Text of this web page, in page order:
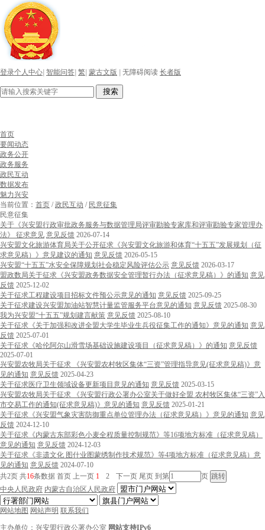
登录个人中心 智能问答 繁 蒙古文版 无障碍阅读 长者版
搜索
首页
要闻动态
政务公开
政务服务
政民互动
数据发布
魅力兴安
当前位置： 首页 /政民互动 / 民意征集
民意征集
关于《兴安盟行政审批政务服务与数据管理局评审勘验专家库和评审勘验专家管理办
法》 征求意见 意见反馈 2026-07-14
兴安盟文化旅游体育局关于公开征求《兴安盟文化旅游和体育“十五五”发展规划（征
求意见稿）》意见建议的通知 意见反馈 2026-05-15
兴安盟“十五五”水安全保障规划社会稳定风险评估公示 意见反馈 2026-03-17
盟政数局关于征求《兴安盟政务数据安全管理暂行办法（征求意见稿）》的通知 意见
反馈 2025-12-02
关于征求工程建设项目招标文件预公示意见的通知 意见反馈 2025-09-25
关于征求建设兴安盟加油站智慧计量监管服务平台意见的通知 意见反馈 2025-08-30
我为兴安盟“十五五”规划建言献策 意见反馈 2025-08-10
关于征求《关于加强和改进全盟大学生毕业生兵役征集工作的通知》意见的通知 意见
反馈 2025-07-01
关于征求《哈伦阿尔山滑雪场基础设施建设项目（征求意见稿）》的通知 意见反馈
2025-07-01
兴安盟农牧局关于征求 《兴安盟农村牧区集体“三资”管理指导意见(征求意见稿)》意
见的通知 意见反馈 2025-04-23
关于征求医疗卫生领域设备更新项目意见的通知 意见反馈 2025-03-15
兴安盟农牧局关于征求 《兴安盟行政公署办公室关于做好全盟 农村牧区集体“三资”入
市交易工作的通知(征求意见稿)》意见的通知 意见反馈 2025-01-21
关于征求《兴安盟气象灾害防御重点单位管理办法（征求意见稿）》意见的通知 意见
反馈 2024-12-10
关于征求《内蒙古东部彩色小麦全程质量控制规范》等16项地方标准（征求意见稿）
意见的通知 意见反馈 2024-12-03
关于征求《非遗文化 图什业图蒙绣制作技术规范》等4项地方标准（征求意见稿）意
见的通知 意见反馈 2024-07-10
共2页 共16条数据 首页 上一页 1 2 下一页 尾页 到第
页
中央人民政府 内蒙古自治区人民政府
网站地图 网站声明 联系我们
主办单位：兴安盟行政公署办公室 网站支持IPv6